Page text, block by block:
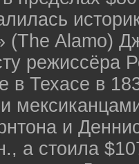
Alamo)
режиссёра
в Техасе в
и
а стоила